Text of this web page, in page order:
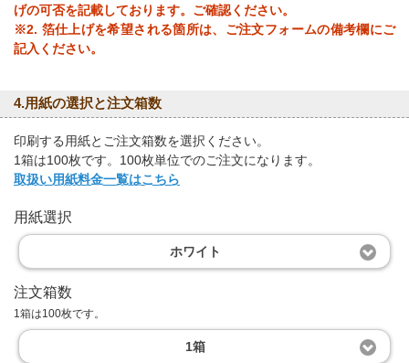
げの可否を記載しております。ご確認ください。
※2. 箔仕上げを希望される箇所は、ご注文フォームの備考欄にご
記入ください。
4.用紙の選択と注文箱数
印刷する用紙とご注文箱数を選択ください。
1箱は100枚です。100枚単位でのご注文になります。
取扱い用紙料金一覧はこちら
用紙選択
ホワイト
注文箱数
1箱は100枚です。
1箱